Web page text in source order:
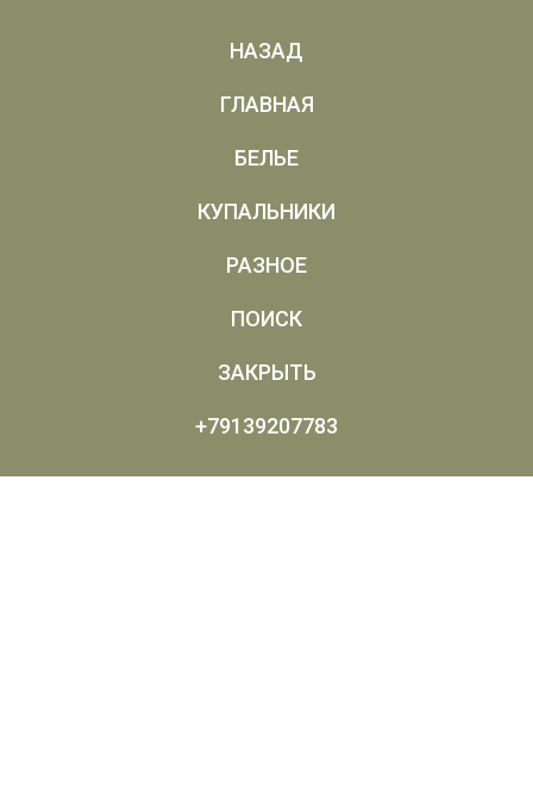
НАЗАД
ГЛАВНАЯ
БЕЛЬЕ
КУПАЛЬНИКИ
РАЗНОЕ
ПОИСК
ЗАКРЫТЬ
+79139207783